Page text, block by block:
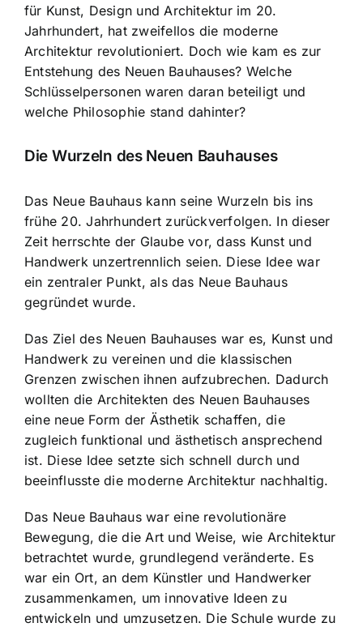
für Kunst, Design und Architektur im 20.
Jahrhundert, hat zweifellos die moderne
Architektur revolutioniert. Doch wie kam es zur
Entstehung des Neuen Bauhauses? Welche
Schlüsselpersonen waren daran beteiligt und
welche Philosophie stand dahinter?
Die Wurzeln des Neuen Bauhauses
Das Neue Bauhaus kann seine Wurzeln bis ins
frühe 20. Jahrhundert zurückverfolgen. In dieser
Zeit herrschte der Glaube vor, dass Kunst und
Handwerk unzertrennlich seien. Diese Idee war
ein zentraler Punkt, als das Neue Bauhaus
gegründet wurde.
Das Ziel des Neuen Bauhauses war es, Kunst und
Handwerk zu vereinen und die klassischen
Grenzen zwischen ihnen aufzubrechen. Dadurch
wollten die Architekten des Neuen Bauhauses
eine neue Form der Ästhetik schaffen, die
zugleich funktional und ästhetisch ansprechend
ist. Diese Idee setzte sich schnell durch und
beeinflusste die moderne Architektur nachhaltig.
Das Neue Bauhaus war eine revolutionäre
Bewegung, die die Art und Weise, wie Architektur
betrachtet wurde, grundlegend veränderte. Es
war ein Ort, an dem Künstler und Handwerker
zusammenkamen, um innovative Ideen zu
entwickeln und umzusetzen. Die Schule wurde zu